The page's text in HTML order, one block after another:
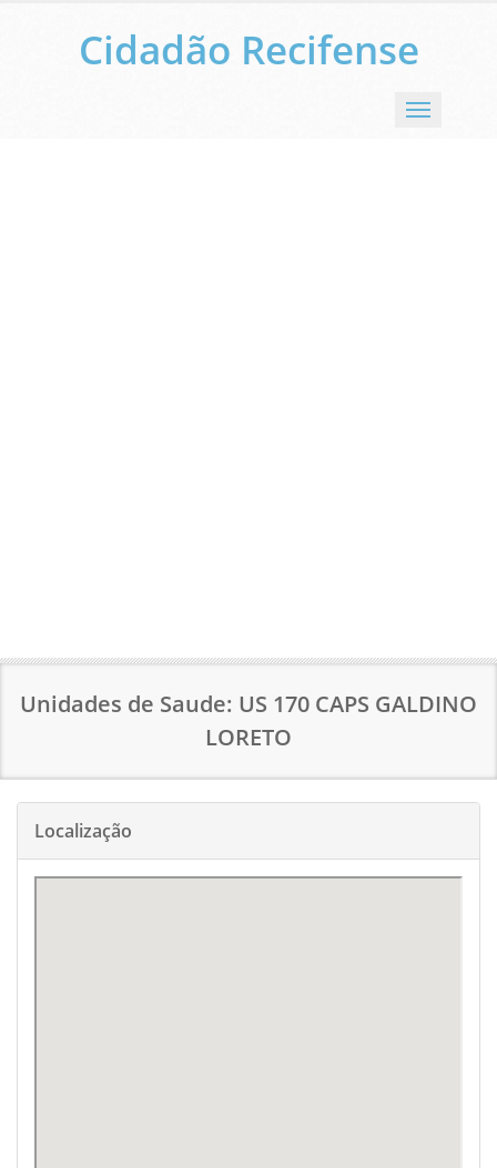
Cidadão Recifense
Menu
Unidades de Saude: US 170 CAPS GALDINO
LORETO
Localização